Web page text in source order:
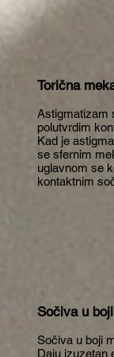
Torična
Astigmatizam
polutvrdim
Kad je
se sfernim
uglavnom se
kontaktnim
Sočiva u boji
Sočiva u boji
Daju izuzetan